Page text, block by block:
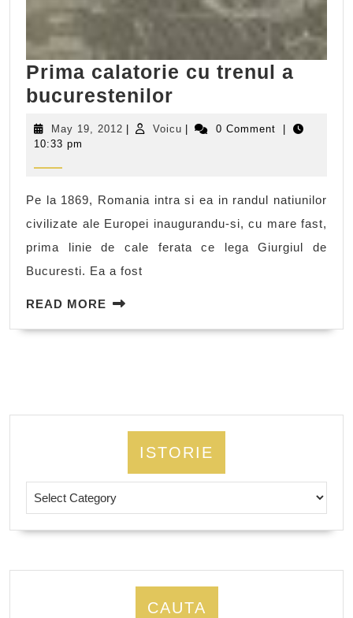
Prima calatorie cu trenul a
bucurestenilor
calatorie
cu
May 19, 2012 May
Voicu Voicu 0 Comment
10:33 pm
Pe la 1869, Romania intra si ea in randul natiunilor
civilizate ale Europei inaugurandu-si, cu mare fast,
prima linie de cale ferata ce lega Giurgiul de
Bucuresti. Ea a fost
READ MORE READ
ISTORIE
CAUTA